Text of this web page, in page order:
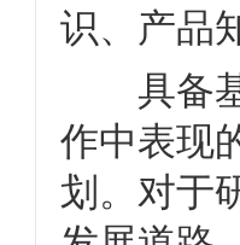
识、产品
具备基
作中表现
划。对于